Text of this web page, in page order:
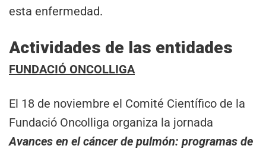
esta enfermedad.
Actividades de las entidades
FUNDACIÓ ONCOLLIGA
El 18 de noviembre el Comité Científico de la
Fundació Oncolliga organiza la jornada
Avances en el cáncer de pulmón: programas de